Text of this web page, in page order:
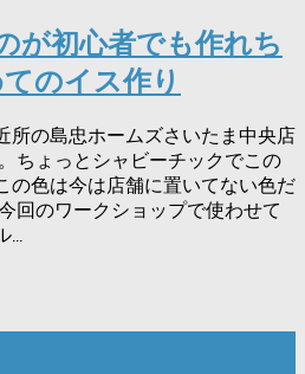
が初心者でも作れち
のイス作り
所の島忠ホームズさいたま中央店
ちょっとシャビーチックでこの
の色は今は店舗に置いてない色だ
回のワークショップで使わせて